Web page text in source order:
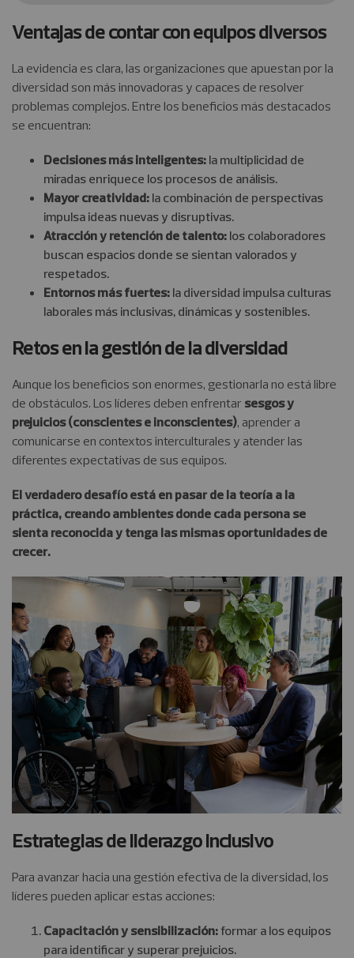
Ventajas de contar con equipos diversos
La evidencia es clara, las organizaciones que apuestan por la
diversidad son más innovadoras y capaces de resolver
problemas complejos. Entre los beneficios más destacados
se encuentran:
Decisiones más inteligentes: la multiplicidad de
miradas enriquece los procesos de análisis.
Mayor creatividad: la combinación de perspectivas
impulsa ideas nuevas y disruptivas.
Atracción y retención de talento: los colaboradores
buscan espacios donde se sientan valorados y
respetados.
Entornos más fuertes: la diversidad impulsa culturas
laborales más inclusivas, dinámicas y sostenibles.
Retos en la gestión de la diversidad
Aunque los beneficios son enormes, gestionarla no está libre
de obstáculos. Los líderes deben enfrentar sesgos y
prejuicios (conscientes e inconscientes), aprender a
comunicarse en contextos interculturales y atender las
diferentes expectativas de sus equipos.
El verdadero desafío está en pasar de la teoría a la
práctica, creando ambientes donde cada persona se
sienta reconocida y tenga las mismas oportunidades de
crecer.
Estrategias de liderazgo inclusivo
Para avanzar hacia una gestión efectiva de la diversidad, los
líderes pueden aplicar estas acciones:
Capacitación y sensibilización: formar a los equipos
para identificar y superar prejuicios.